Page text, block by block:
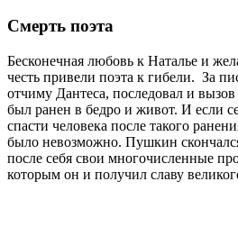
Смерть поэта
Бесконечная любовь к Наталье и
честь привели поэта к гибели. За
отчиму Дантеса, последовал и
был ранен в бедро и живот. И если
спасти человека после такого
было невозможно. Пушкин
после себя свои многочисленные
которым он и получил славу